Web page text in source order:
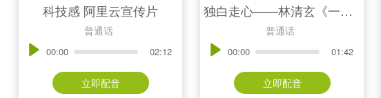
科技感 阿里云宣传片
普通话
00:00 02:12
立即配音
独白走心——林清玄《一生一会》节选
普通话
00:00 01:42
立即配音